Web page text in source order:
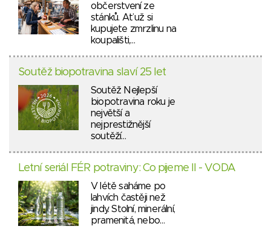
občerstvení ze
stánků. Ať už si
kupujete zmrzlinu na
koupališti,…
Soutěž biopotravina slaví 25 let
Soutěž Nejlepší
biopotravina roku je
největší a
nejprestižnější
soutěží…
Letní seriál FÉR potraviny: Co pijeme II - VODA
V létě saháme po
lahvích častěji než
jindy. Stolní, minerální,
pramenitá, nebo…